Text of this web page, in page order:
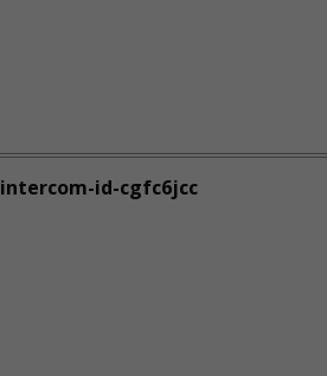
intercom-id-cgfc6jcc